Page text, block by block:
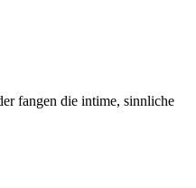
fan­gen die in­ti­me, sinn­li­che